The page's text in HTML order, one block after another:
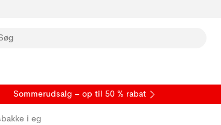
Sommerudsalg – op til 50 % rabat
i eg